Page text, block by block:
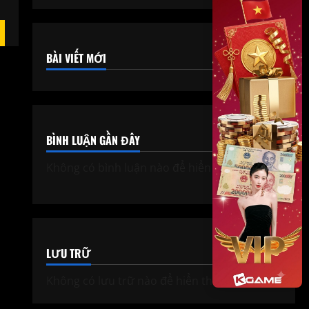
BÀI VIẾT MỚI
BÌNH LUẬN GẦN ĐÂY
Không có bình luận nào để hiển thị.
LƯU TRỮ
Không có lưu trữ nào để hiển thị.